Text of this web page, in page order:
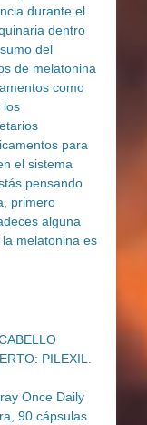
PILEXIL.
Once Daily
90 cápsulas